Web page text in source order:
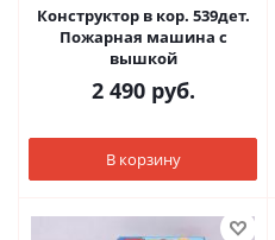
Конструктор в кор. 539дет.
Пожарная машина с
вышкой
2 490руб.
В корзину